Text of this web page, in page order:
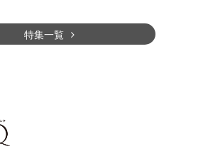
特集一覧